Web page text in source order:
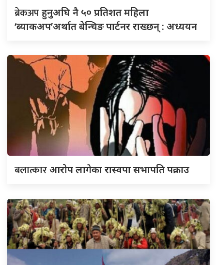
ब्रेकअपहुनुअघि नै ५० प्रतिशत महिला
‘ब्याकअप’अर्थात बेन्चिङ पार्टनर राख्छन् : अध्ययन
बलात्कारआरोप लागेका रास्वपा सभापति पक्राउ